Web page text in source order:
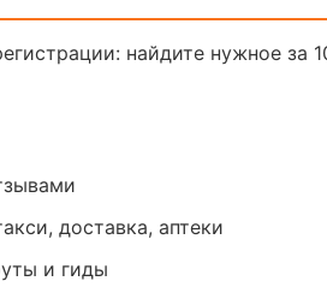
найдите нужное за
доставка, аптеки
и гиды